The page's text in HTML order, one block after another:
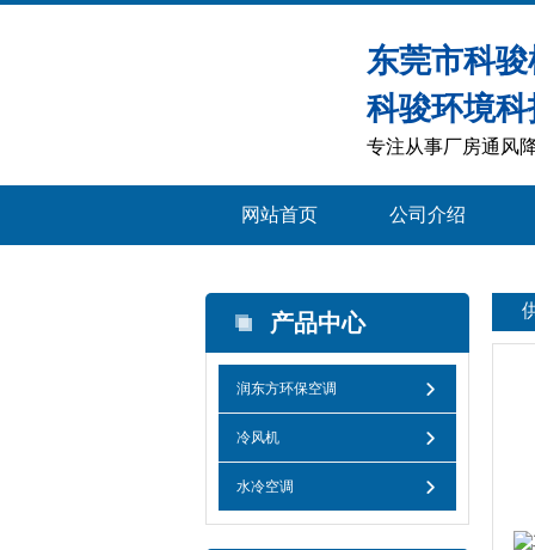
东莞市科
科骏环境科
专注从事厂房通风
网站首页 公司介绍
产品中心
润东方环保空调
冷风机
水冷空调